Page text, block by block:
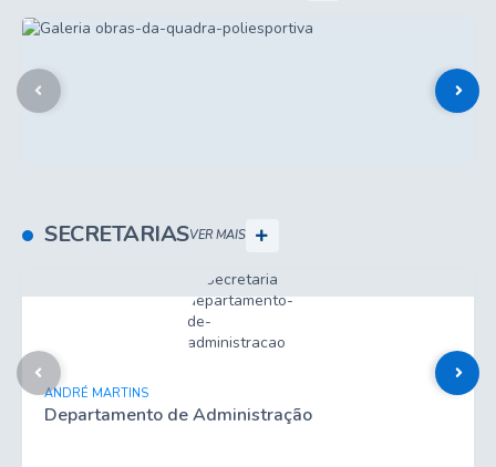
SECRETARIASVER MAIS
Departamento de Administração
ANDRÉ MARTINS